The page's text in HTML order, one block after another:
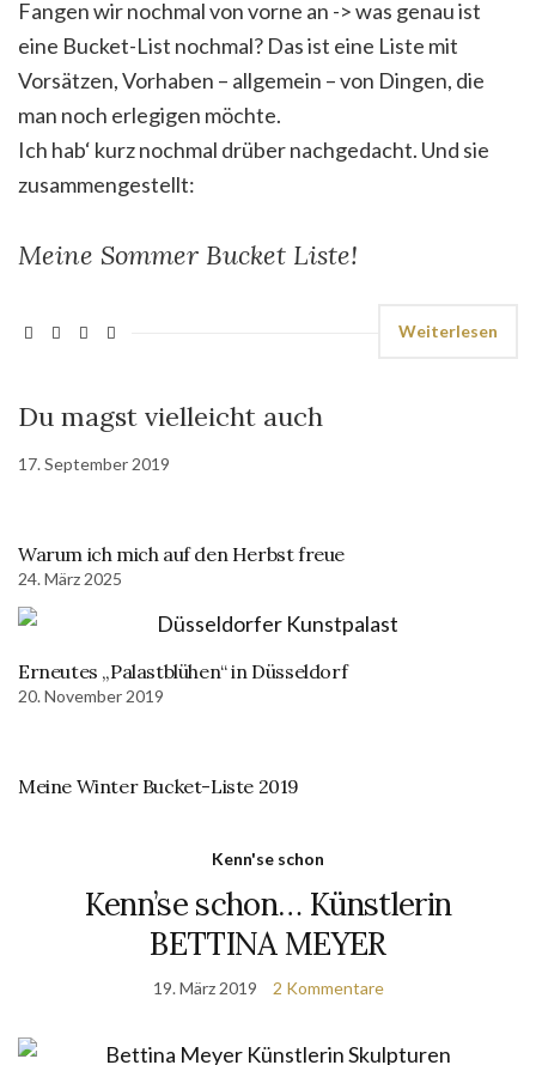
Fangen wir nochmal von vorne an -> was genau ist
eine Bucket-List nochmal? Das ist eine Liste mit
Vorsätzen, Vorhaben – allgemein – von Dingen, die
man noch erlegigen möchte.
Ich hab‘ kurz nochmal drüber nachgedacht. Und sie
zusammengestellt:
Meine Sommer Bucket Liste!
Weiterlesen
Du magst vielleicht auch
17. September 2019
Warum ich mich auf den Herbst freue
24. März 2025
Erneutes „Palastblühen“ in Düsseldorf
20. November 2019
Meine Winter Bucket-Liste 2019
Kenn'se schon
Kenn’se schon… Künstlerin
BETTINA MEYER
19. März 2019 2 Kommentare